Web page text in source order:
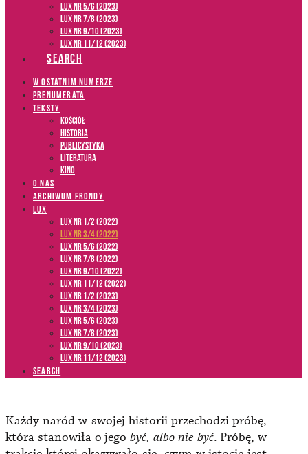
LUX NR 5/6 (2023)
LUX NR 7/8 (2023)
LUX NR 9/10 (2023)
LUX NR 11/12 (2023)
SEARCH
W OSTATNIM NUMERZE
PRENUMERATA
TEKSTY
Kościół
Historia
Publicystyka
Literatura
Kino
O NAS
ARCHIWUM FRONDY
LUX
LUX NR 1/2 (2022)
LUX NR 3/4 (2022)
LUX NR 5/6 (2022)
LUX NR 7/8 (2022)
LUX nr 9/10 (2022)
LUX NR 11/12 (2022)
LUX NR 1/2 (2023)
LUX NR 3/4 (2023)
LUX NR 5/6 (2023)
LUX NR 7/8 (2023)
LUX NR 9/10 (2023)
LUX NR 11/12 (2023)
SEARCH
Każdy naród w swojej historii przechodzi próbę,
która stanowiła o jegobyć, albo nie być. Próbę, w